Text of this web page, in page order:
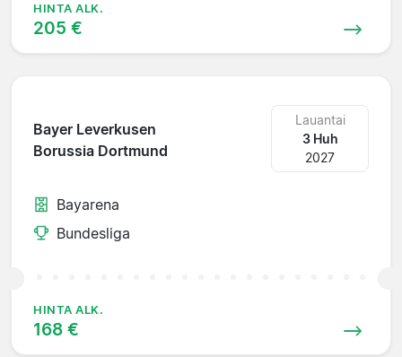
HINTA ALK.
205 €
Bayer Leverkusen
Borussia Dortmund
Lauantai
3 Huh
2027
Bayarena
Bundesliga
HINTA ALK.
168 €